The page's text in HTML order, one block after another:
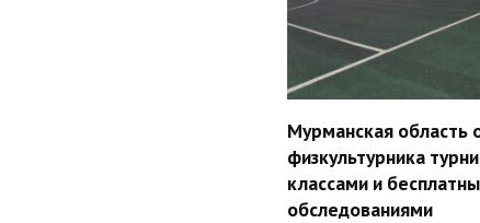
Мурманская область
физкультурника
классами и
обследованиями